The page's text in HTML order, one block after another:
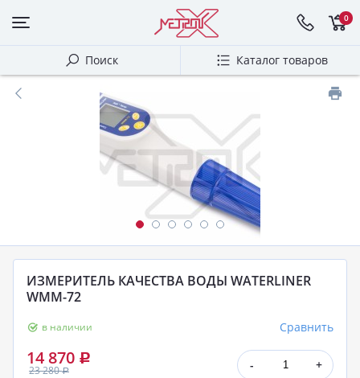
0
Поиск Каталог товаров
ИЗМЕРИТЕЛЬ КАЧЕСТВА ВОДЫ WATERLINER
WMM-72
в наличии Сравнить
- +
14 870 Р
23 280Р